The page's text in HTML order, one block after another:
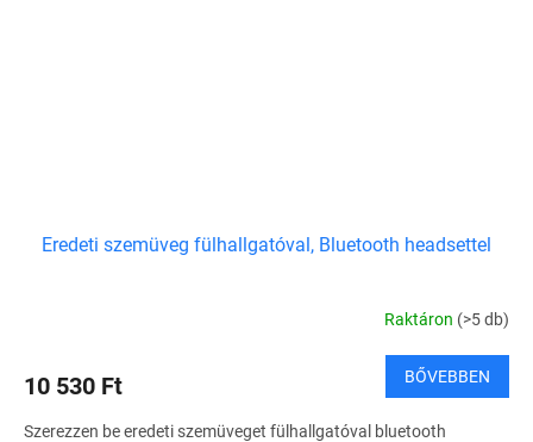
Eredeti szemüveg fülhallgatóval, Bluetooth headsettel
Raktáron (>5 db)
10 530 Ft BŐVEBBEN
Szerezzen be eredeti szemüveget fülhallgatóval bluetooth